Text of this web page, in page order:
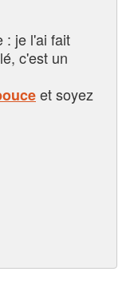
: je l'ai fait
c'est un
et soyez